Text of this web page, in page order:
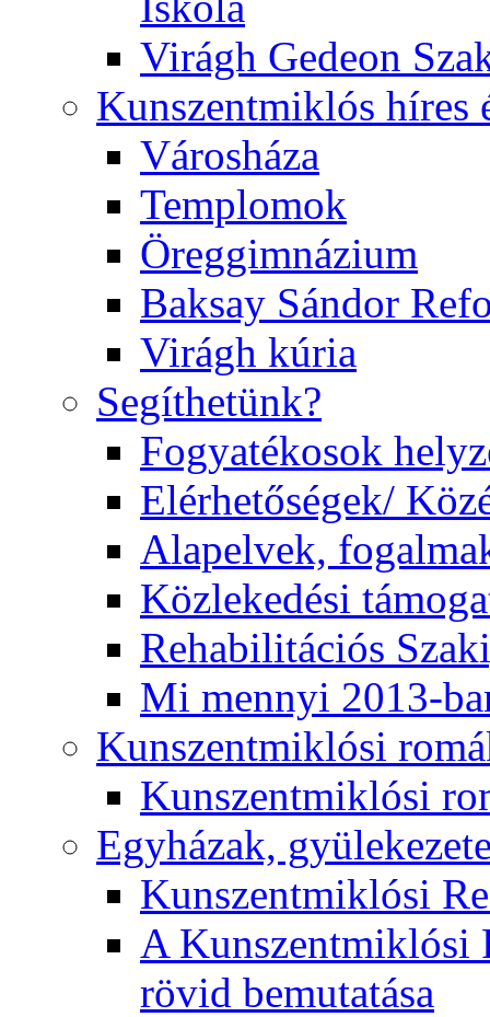
Virágh Gedeon
Kunszentmiklós híres
Városháza
Templomok
Öreggimnázium
Baksay Sándor
Virágh kúria
Segíthetünk?
Fogyatékosok
Elérhetőségek/
Alapelvek,
Közlekedési
Rehabilitációs
Mi mennyi 2013-
Kunszentmiklósi
Kunszentmiklósi
Egyházak,
Kunszentmiklósi
A Kunszentmiklósi
rövid bemutatása